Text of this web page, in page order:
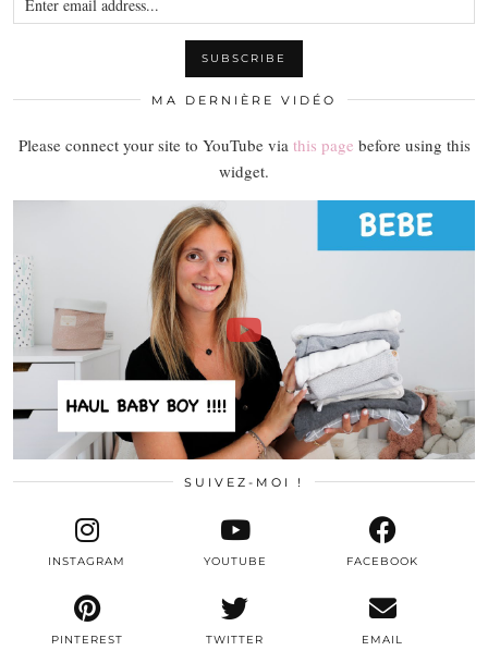
MA DERNIÈRE VIDÉO
Please connect your site to YouTube via this page before using this
widget.
SUIVEZ-MOI !
TWITTER
INSTAGRAM FACEBOOK
PINTEREST
YOUTUBE
EMAIL